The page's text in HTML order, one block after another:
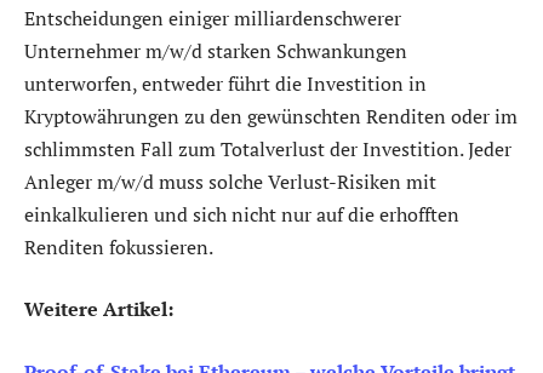
Entscheidungen einiger milliardenschwerer
Unternehmer m/w/d starken Schwankungen
unterworfen, entweder führt die Investition in
Kryptowährungen zu den gewünschten Renditen oder im
schlimmsten Fall zum Totalverlust der Investition. Jeder
Anleger m/w/d muss solche Verlust-Risiken mit
einkalkulieren und sich nicht nur auf die erhofften
Renditen fokussieren.
Weitere Artikel: